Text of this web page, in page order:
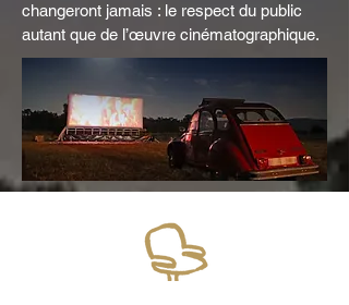
changeront jamais : le respect du public
autant que de l’œuvre cinématographique.